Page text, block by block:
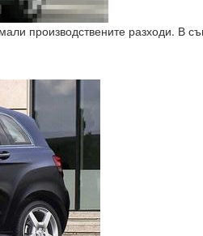
производствените разходи. В